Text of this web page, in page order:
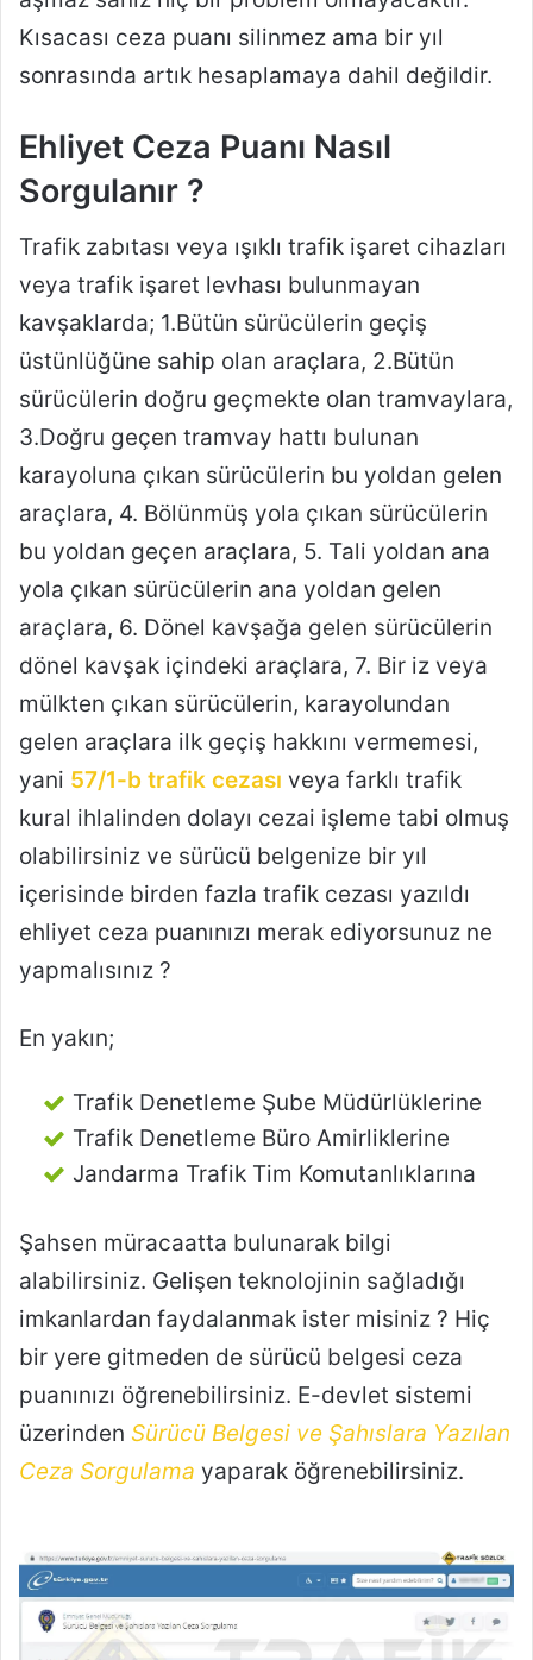
Kısacası ceza puanı silinmez ama bir yıl
sonrasında artık hesaplamaya dahil değildir.
Ehliyet Ceza Puanı Nasıl
Sorgulanır ?
Trafik zabıtası veya ışıklı trafik işaret cihazları
veya trafik işaret levhası bulunmayan
kavşaklarda; 1.Bütün sürücülerin geçiş
üstünlüğüne sahip olan araçlara, 2.Bütün
sürücülerin doğru geçmekte olan tramvaylara,
3.Doğru geçen tramvay hattı bulunan
karayoluna çıkan sürücülerin bu yoldan gelen
araçlara, 4. Bölünmüş yola çıkan sürücülerin
bu yoldan geçen araçlara, 5. Tali yoldan ana
yola çıkan sürücülerin ana yoldan gelen
araçlara, 6. Dönel kavşağa gelen sürücülerin
dönel kavşak içindeki araçlara, 7. Bir iz veya
mülkten çıkan sürücülerin, karayolundan
gelen araçlara ilk geçiş hakkını vermemesi,
yani 57/1-b trafik cezası veya farklı trafik
kural ihlalinden dolayı cezai işleme tabi olmuş
olabilirsiniz ve sürücü belgenize bir yıl
içerisinde birden fazla trafik cezası yazıldı
ehliyet ceza puanınızı merak ediyorsunuz ne
yapmalısınız ?
En yakın;
Trafik Denetleme Şube Müdürlüklerine
Trafik Denetleme Büro Amirliklerine
Jandarma Trafik Tim Komutanlıklarına
Şahsen müracaatta bulunarak bilgi
alabilirsiniz. Gelişen teknolojinin sağladığı
imkanlardan faydalanmak ister misiniz ? Hiç
bir yere gitmeden de sürücü belgesi ceza
puanınızı öğrenebilirsiniz. E-devlet sistemi
üzerinden Sürücü Belgesi ve Şahıslara Yazılan
Ceza Sorgulama yaparak öğrenebilirsiniz.